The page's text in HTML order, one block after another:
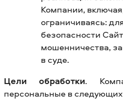
Компании,
ограничиваясь:
безопасности
мошенничества,
в суде.
Цели обработки.
персональные в следующих